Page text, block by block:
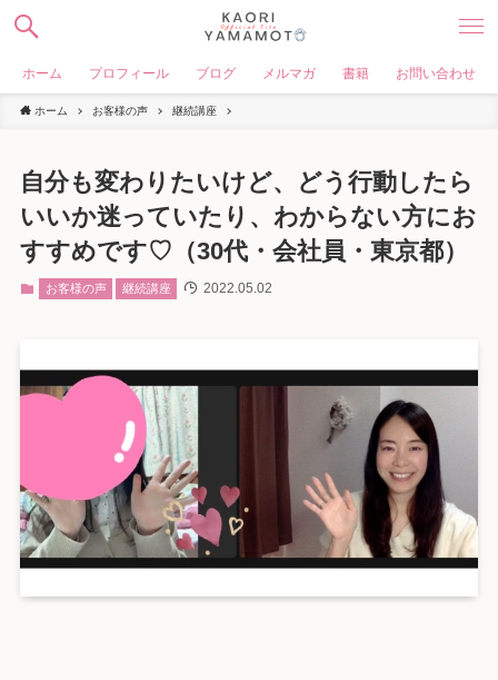
ホーム プロフィール ブログ メルマガ 書籍 お問い合わせ
ホーム お客様の声 継続講座
自分も変わりたいけど、どう行動したら
いいか迷っていたり、わからない方にお
すすめです♡（30代・会社員・東京都）
お客様の声 継続講座 2022.05.02